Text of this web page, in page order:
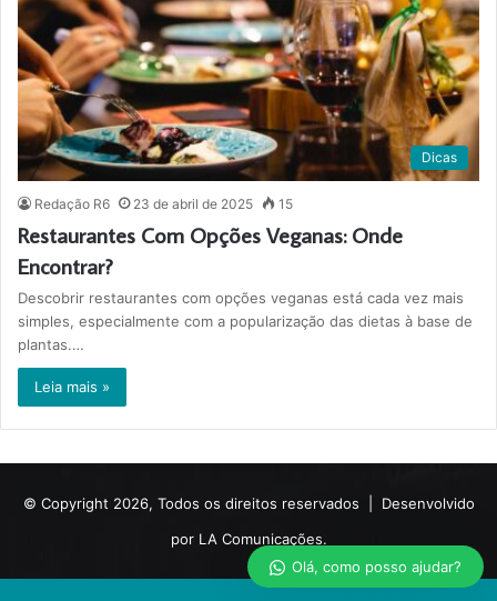
Dicas
Redação R6 23 de abril de 2025 15
Restaurantes Com Opções Veganas: Onde
Encontrar?
Descobrir restaurantes com opções veganas está cada vez mais
simples, especialmente com a popularização das dietas à base de
plantas.…
Leia mais »
© Copyright 2026, Todos os direitos reservados | Desenvolvido
por LA Comunicações.
Olá, como posso ajudar?